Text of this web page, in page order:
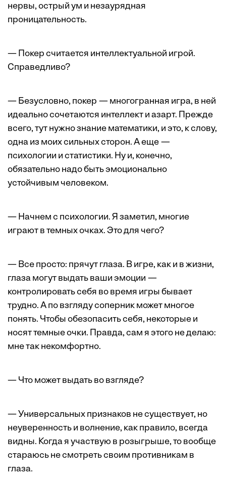
нервы, острый ум и незаурядная
проницательность.
— Покер считается интеллектуальной игрой.
Справедливо?
— Безусловно, покер — многогранная игра, в ней
идеально сочетаются интеллект и азарт. Прежде
всего, тут нужно знание математики, и это, к слову,
одна из моих сильных сторон. А еще —
психологии и статистики. Ну и, конечно,
обязательно надо быть эмоционально
устойчивым человеком.
— Начнем с психологии. Я заметил, многие
играют в темных очках. Это для чего?
— Все просто: прячут глаза. В игре, как и в жизни,
глаза могут выдать ваши эмоции —
контролировать себя во время игры бывает
трудно. А по взгляду соперник может многое
понять. Чтобы обезопасить себя, некоторые и
носят темные очки. Правда, сам я этого не делаю:
мне так некомфортно.
— Что может выдать во взгляде?
— Универсальных признаков не cуществует, но
неуверенность и волнение, как правило, всегда
видны. Когда я участвую в розыгрыше, то вообще
стараюсь не смотреть своим противникам в
глаза.